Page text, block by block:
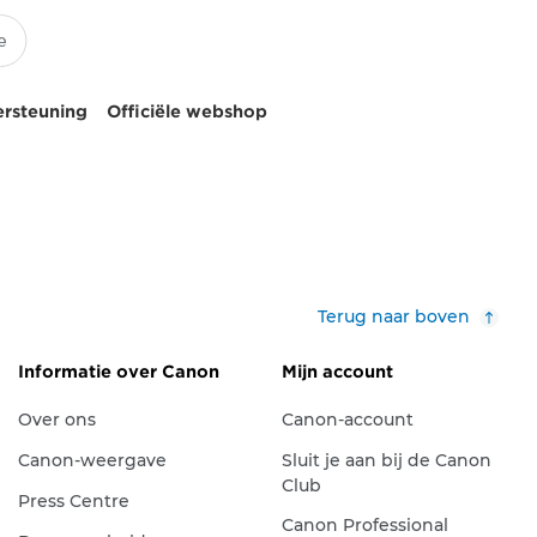
Officiële webshop
Terug naar boven
Informatie over Canon
Over ons
Canon-weergave
Press Centre
Mijn account
Canon-account
Sluit je aan bij de Canon
Club
Canon Professional